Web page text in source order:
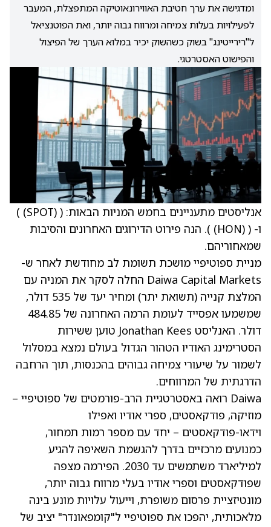
ומדגישה את ערך חטיבת האווירונאוטיקה המתפצלת, המעבר
לפעילויות בעלות צמיחה ומרווח גבוה יותר, ואת הפוטנציאל
ל"רירייטינג" בשוק כשהשוק יכיר במלוא הערך של הפיצול
והפישוט האסטרטגי.
אנליסטים מתעניינים בחמש המניות הבאות: ( (SPOT)
)
ו- ( (HON)
). הנה פירוט הדירוגים האחרונים והסיבות
שמאחוריהם.
מניית ספוטיפיי מושכת תשומת לב מחודשת לאחר ש-
Daiwa Capital Markets החלה לסקר את המניה עם
המלצת קנייה (תשואת יתר) ומחיר יעד של 535 דולר,
שמשמעו אפסייד לעומת הרמה האחרונה של 484.85
דולר. האנליסט Jonathan Kees טוען ששירות
הסטרימינג האודיו הטהור הגדול בעולם נמצא במסלול
לשמור על שיעורי צמיחה גבוהים בהכנסות, תוך הרחבה
הדרגתית של המרווחים.
Daiwa רואה באסטרטגיית הרב-פורמטים של ספוטיפיי –
מוזיקה, פודקאסטים, ספרי אודיו ואפילו
וידאו-פודקאסטים – יחד עם מספר רמות תמחור,
כמנועים מרכזיים בדרך להגשמת השאיפה להגיע
למיליארד משתמשים עד 2030. הפירמה מצפה
שפודקאסטים וספרי אודיו בעלי מרווח גבוה יותר,
מונטיזציית פרסום משופרת, וייעול עלויות מונע בינה
מלאכותית, יהפכו את ספוטיפיי ל"קומפאונדר" יציב של